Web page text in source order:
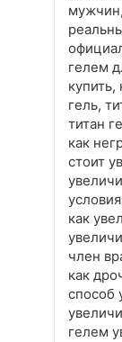
гелем
купить,
гель,
титан
как
стоит
как
член
как
способ
гелем